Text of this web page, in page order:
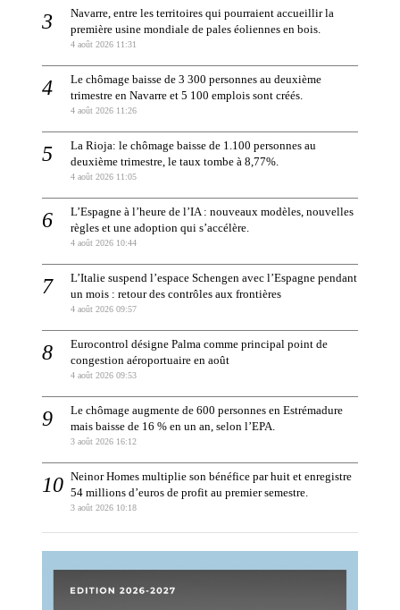
Navarre, entre les territoires qui pourraient accueillir la
première usine mondiale de pales éoliennes en bois.
4 août 2026 11:31
Le chômage baisse de 3 300 personnes au deuxième
trimestre en Navarre et 5 100 emplois sont créés.
4 août 2026 11:26
La Rioja: le chômage baisse de 1.100 personnes au
deuxième trimestre, le taux tombe à 8,77%.
4 août 2026 11:05
L’Espagne à l’heure de l’IA : nouveaux modèles, nouvelles
règles et une adoption qui s’accélère.
4 août 2026 10:44
L’Italie suspend l’espace Schengen avec l’Espagne pendant
un mois : retour des contrôles aux frontières
4 août 2026 09:57
Eurocontrol désigne Palma comme principal point de
congestion aéroportuaire en août
4 août 2026 09:53
Le chômage augmente de 600 personnes en Estrémadure
mais baisse de 16 % en un an, selon l’EPA.
3 août 2026 16:12
Neinor Homes multiplie son bénéfice par huit et enregistre
54 millions d’euros de profit au premier semestre.
3 août 2026 10:18